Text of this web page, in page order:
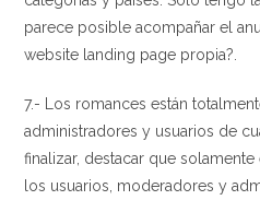
parece posible acompañar el
website landing page propia?.
7.- Los romances están
administradores y usuarios de
finalizar, destacar que
los usuarios, moderadores y